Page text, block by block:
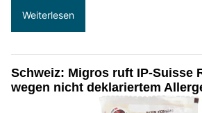
Weiterlesen
Schweiz: Migros ruft IP-Suisse
wegen nicht deklariertem